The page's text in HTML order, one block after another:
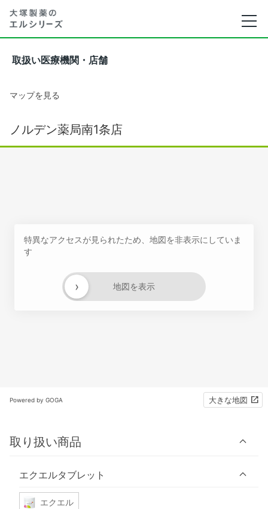
取扱い医療機関・店舗
マップを見る
ノルデン薬局南1条店
特異なアクセスが見られたため、地図を非表示にしていま
す
地図を表示
›
Powered by GOGA 大きな地図
取り扱い商品
エクエルタブレット
エクエル